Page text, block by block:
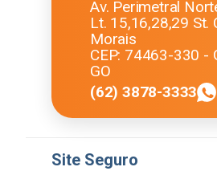
Av. Perimetral
Lt. 15,16,28,29 St.
Morais
CEP: 74463-330 -
GO
(62) 3878-3333
Site Seguro